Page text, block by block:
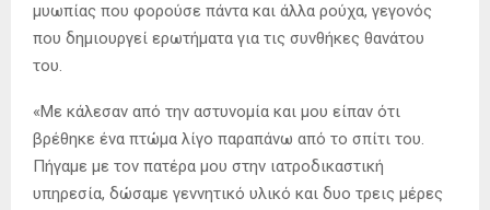
μυωπίας που φορούσε πάντα και άλλα ρούχα, γεγονός
που δημιουργεί ερωτήματα για τις συνθήκες θανάτου
του.
«Με κάλεσαν από την αστυνομία και μου είπαν ότι
βρέθηκε ένα πτώμα λίγο παραπάνω από το σπίτι του.
Πήγαμε με τον πατέρα μου στην ιατροδικαστική
υπηρεσία, δώσαμε γεννητικό υλικό και δυο τρεις μέρες